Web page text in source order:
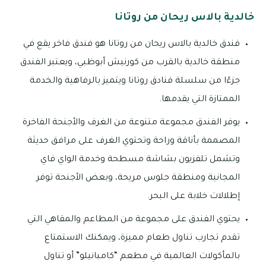
خالدية بالاس ريحان من روتانا
فندق خالدية بالاس ريحان من روتانا هو فندق فاخر يقع في
منطقة خالدية بالقرب من كورنيش أبوظبي، ويعتبر الفندق
جزءًا من سلسلة فنادق روتانا ويتميز بالرفاهية والخدمة
الممتازة التي يقدمها.
يوفر الفندق مجموعة متنوعة من الغرف والأجنحة الفاخرة
المصممة بأناقة وراحة وتحتوي الغرف على مرافق حديثة
وتشمل تلفزيون بشاشة مسطحة وخدمة الواي فاي
المجانية ومنطقة جلوس مريحة، وبعض الأجنحة توفر
إطلالات خلابة على البحر.
يحتوي الفندق على مجموعة من المطاعم والمقاهي التي
تقدم تجارب تناول طعام مميزة، ويمكنك الاستمتاع
بالمأكولات العالمية في مطعم “كامبانيلو” أو تناول